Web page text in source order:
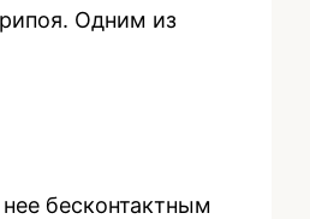
Одним из
бесконтактным